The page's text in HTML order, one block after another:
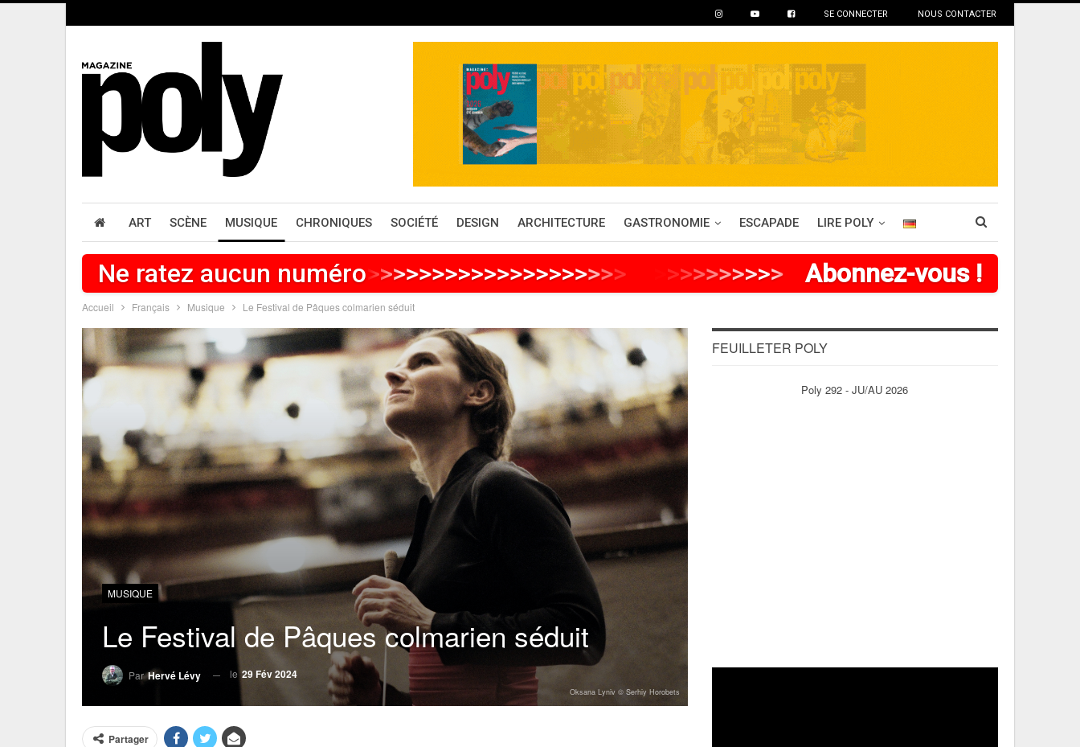
SE CONNECTER NOUS CONTACTER
ART SCÈNE MUSIQUE CHRONIQUES SOCIÉTÉ DESIGN ARCHITECTURE GASTRONOMIE ESCAPADE LIRE POLY
Ne ratez aucun numéro >>>>>>>>>>>>>>>>>>>> >>>>>>>> Abonnez-vous !
Accueil Français Musique Le Festival de Pâques colmarien séduit
MUSIQUE
Le Festival de Pâques colmarien séduit
ParHervé Lévy le29 Fév 2024
Oksana Lyniv © Serhiy Horobets
Partager
FEUILLETER POLY
Poly 292 - JU/AU 2026